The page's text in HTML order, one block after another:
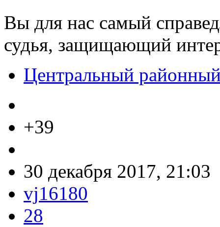
Вы для нас самый
судья, защищающий
Центральный
+39
30 декабря 2017, 21:03
vj16180
28